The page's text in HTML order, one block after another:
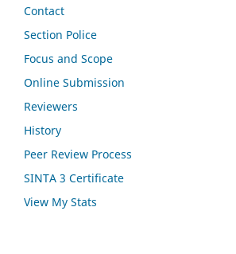
Contact
Section Police
Focus and Scope
Online Submission
Reviewers
History
Peer Review Process
SINTA 3 Certificate
View My Stats